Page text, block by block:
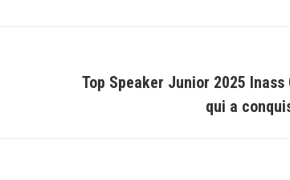
Article
Top Speaker Junior 2025 Inass
qui a